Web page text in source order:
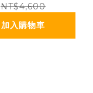
NT$4,600
加入購物車